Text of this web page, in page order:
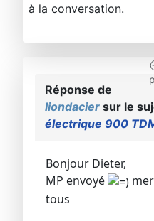
à la conversation.
Réponse de
liondacier sur le
électrique 900
Bonjour Dieter,
MP envoyé
tous